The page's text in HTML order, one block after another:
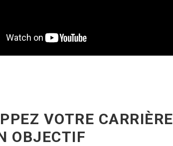
VOTRE CARRIÈRE
OBJECTIF